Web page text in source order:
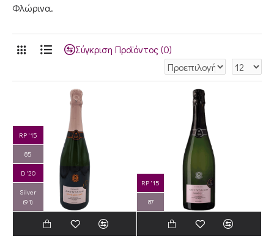
Φλώρινα.
Σύγκριση Προϊόντος (0)
RP '15
85
D '20
Silver
(91)
RP '15
87